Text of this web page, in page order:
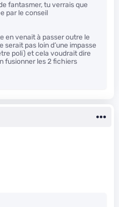
fantasmer, tu verrais que
par le conseil
en venait à passer outre le
pas loin d’une impasse
poli) et cela voudrait dire
fusionner les 2 fichiers